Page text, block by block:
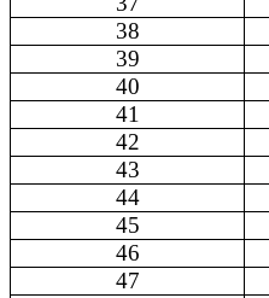
38
39
40
41
42
43
44
45
46
47